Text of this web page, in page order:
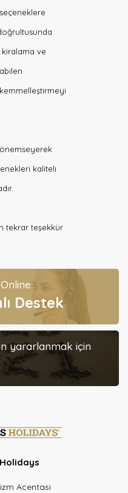
kiralama ve
kaliteli
tekrar teşekkür
Destek
yararlanmak için
Acentasi